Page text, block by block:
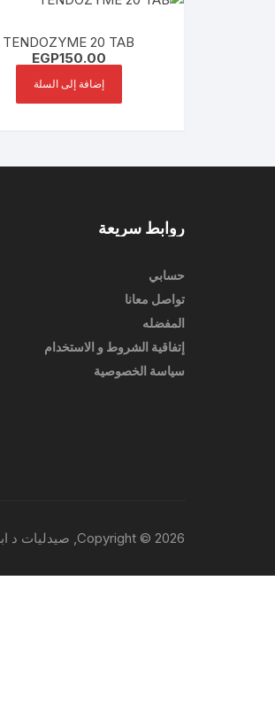
TENDOZYME 20 TAB
EGP150.00
إضافة إلى السلة
روابط سريعة
حسابي
تواصل معانا
المفضله
إتفاقية الشروط و الاستخدام
سياسة الخصوصية
Copyright © 2026, صيدليات د ابرام الجديده. All rights reserved.